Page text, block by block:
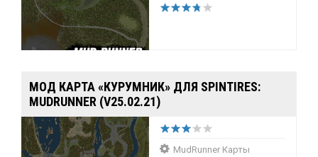
МОД КАРТА «КУРУМНИК» ДЛЯ SPINTIRES:
MUDRUNNER (V25.02.21)
MudRunner Карты